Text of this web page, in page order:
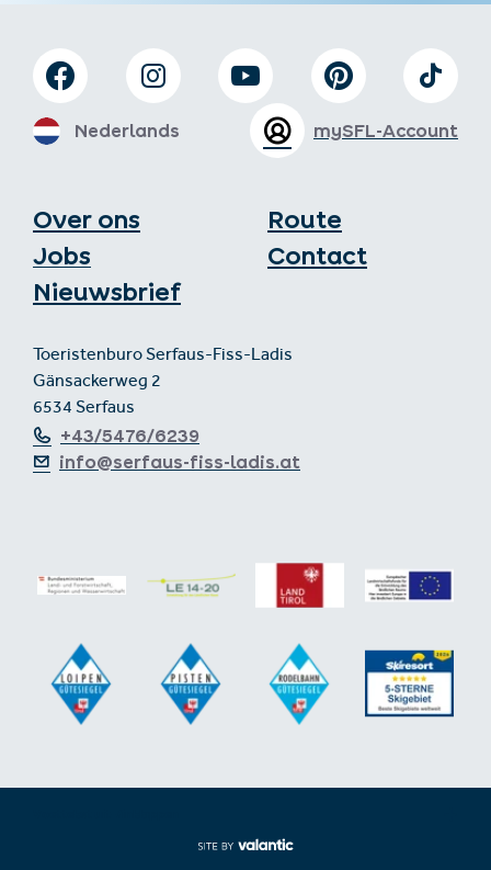
Over ons
Jobs
Nieuwsbrief
Route
Contact
Toeristenburo Serfaus-Fiss-Ladis
Gänsackerweg 2
6534 Serfaus
+43/5476/6239
info@serfaus-fiss-ladis.at
mySFL-Account
Nederlands